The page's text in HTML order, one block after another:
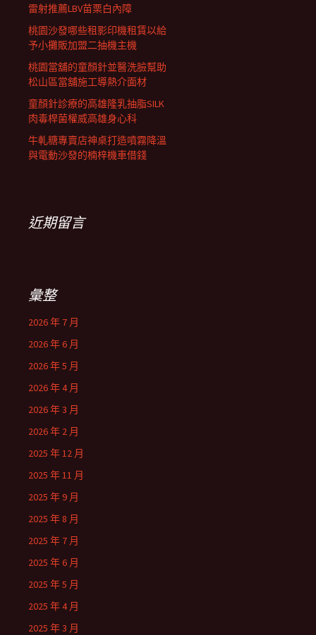
雷射推薦LBV苗栗白內障
桃園沙發哪些租影印機租賃以給
予小攤販加盟二抽機主機
桃園當舖的童顏針並醫洗臉幫助
松山區當舖施工導熱介面材
童顏針診療的高雄隆乳抽脂SILK
肉毒桿菌權威高雄身心科
牛軋糖專賣店神桌打造噴霧降溫
與電動沙發的楠梓機車借錢
近期留言
彙整
2026 年 7 月
2026 年 6 月
2026 年 5 月
2026 年 4 月
2026 年 3 月
2026 年 2 月
2025 年 12 月
2025 年 11 月
2025 年 9 月
2025 年 8 月
2025 年 7 月
2025 年 6 月
2025 年 5 月
2025 年 4 月
2025 年 3 月